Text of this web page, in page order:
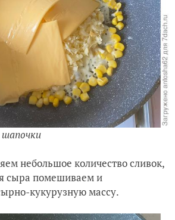
шапочки
небольшое количество сливок,
сыра помешиваем и
кукурузную массу.